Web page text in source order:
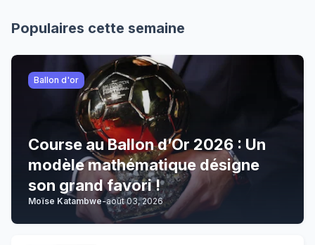
Populaires cette semaine
Ballon d'or
Course au Ballon d’Or 2026 : Un
modèle mathématique désigne
son grand favori !
Moïse Katambwe-août 03, 2026